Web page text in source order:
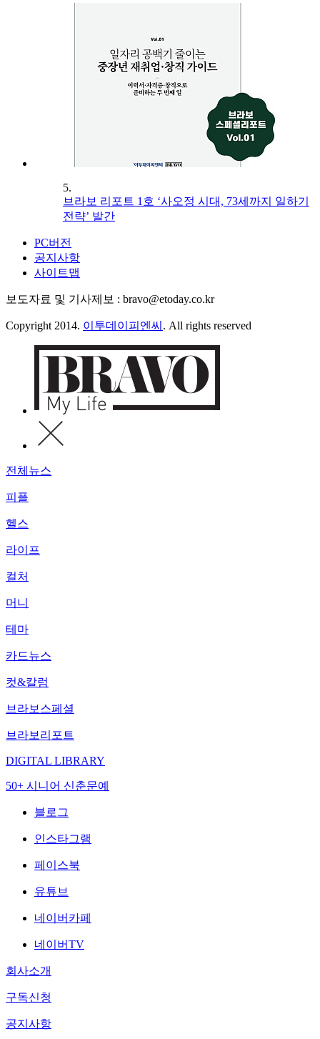
5.
브라보 리포트 1호 ‘사오정 시대, 73세까지 일하기
전략’ 발간
PC버전
공지사항
사이트맵
보도자료 및 기사제보 : bravo@etoday.co.kr
Copyright 2014. 이투데이피엔씨 . All rights reserved
전체뉴스
피플
헬스
라이프
컬처
머니
테마
카드뉴스
컷&칼럼
브라보스페셜
브라보리포트
DIGITAL LIBRARY
50+ 시니어 신춘문예
블로그
인스타그램
페이스북
유튜브
네이버카페
네이버TV
회사소개
구독신청
공지사항